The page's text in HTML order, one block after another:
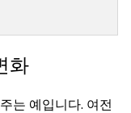
화
는 예입니다. 여전